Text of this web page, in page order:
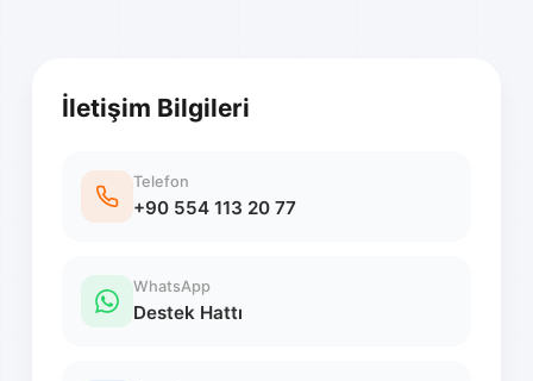
İletişim Bilgileri
Telefon
+90 554 113 20 77
WhatsApp
Destek Hattı